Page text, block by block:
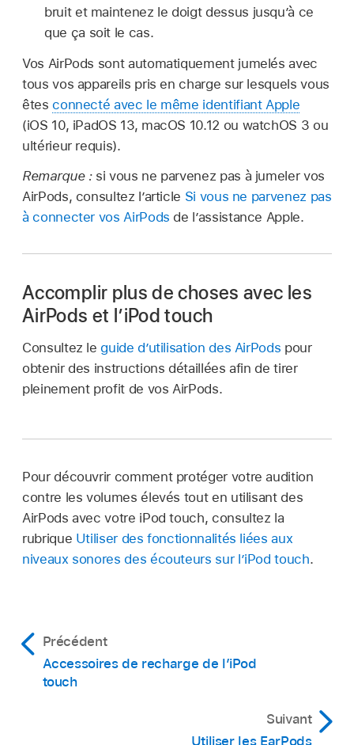
bruit et maintenez le doigt dessus jusqu’à ce
que ça soit le cas.
Vos AirPods sont automatiquement jumelés avec
tous vos appareils pris en charge sur lesquels vous
êtesconnecté avec le même identifiant Apple
(iOS 10, iPadOS 13, macOS 10.12 ou watchOS 3 ou
ultérieur requis).
Remarque : si vous ne parvenez pas à jumeler vos
AirPods, consultez l’article Si vous ne parvenez pas
à connecter vos AirPods de l’assistance Apple.
Accomplir plus de choses avec les
AirPods et l’iPod touch
Consultez leguide d’utilisation des AirPods pour
obtenir des instructions détaillées afin de tirer
pleinement profit de vos AirPods.
Pour découvrir comment protéger votre audition
contre les volumes élevés tout en utilisant des
AirPods avec votre iPod touch, consultez la
rubrique Utiliser des fonctionnalités liées aux
niveaux sonores des écouteurs sur l’iPod touch.
Précédent
Accessoires de recharge de l’iPod
touch
Suivant
Utiliser les EarPods